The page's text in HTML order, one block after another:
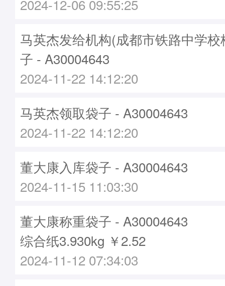
2024-12-06 09:55:25
马英杰发给机构(成都市铁路中学
子 - A30004643
2024-11-22 14:12:20
马英杰领取袋子 - A30004643
2024-11-22 14:12:20
董大康入库袋子 - A30004643
2024-11-15 11:03:30
董大康称重袋子 - A30004643
综合纸3.930kg ￥2.52
2024-11-12 07:34:03